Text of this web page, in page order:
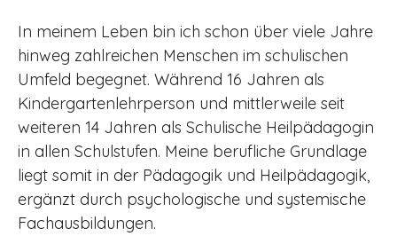
In meinem Leben bin ich schon über viele Jahre
hinweg zahlreichen Menschen im schulischen
Umfeld begegnet. Während 16 Jahren als
Kindergartenlehrperson und mittlerweile seit
weiteren 14 Jahren als Schulische Heilpädagogin
in allen Schulstufen. Meine berufliche Grundlage
liegt somit in der Pädagogik und Heilpädagogik,
ergänzt durch psychologische und systemische
Fachausbildungen.